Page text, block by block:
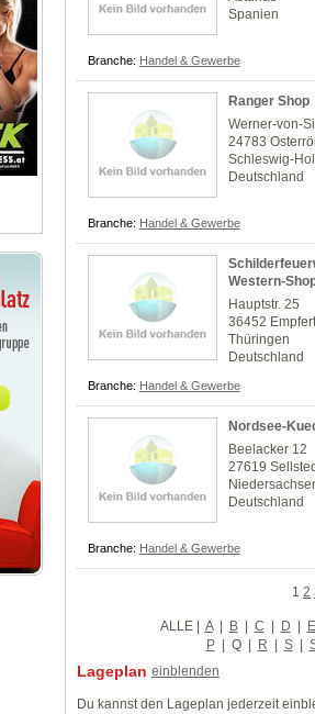
Spanien
Branche: Handel & Gewerbe
Ranger Shop
Werner-von-
24783
Schleswig-
Deutschland
Branche: Handel & Gewerbe
Western-
Hauptstr. 25
36452
Thüringen
Deutschland
Branche: Handel & Gewerbe
Nordsee-
Beelacker 12
27619
Deutschland
Branche: Handel & Gewerbe
1 2
ALLE| A | B | C | D | E
P | Q | R | S |
Lageplan einblenden
Du kannst den Lageplan jederzeit